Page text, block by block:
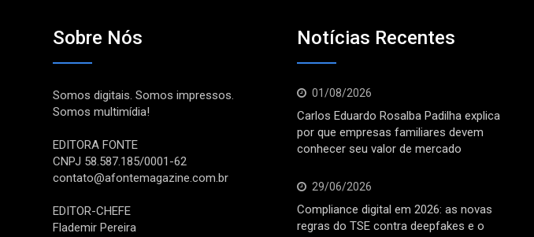
Sobre Nós
Somos digitais. Somos impressos.
Somos multimídia!
EDITORA FONTE
CNPJ 58.587.185/0001-62
contato@afontemagazine.com.br
EDITOR-CHEFE
Flademir Pereira
Notícias Recentes
01/08/2026
Carlos Eduardo Rosalba Padilha explica
por que empresas familiares devem
conhecer seu valor de mercado
29/06/2026
Compliance digital em 2026: as novas
regras do TSE contra deepfakes e o